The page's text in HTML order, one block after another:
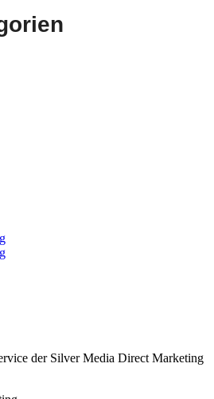
der Silver Media Direct Marketing